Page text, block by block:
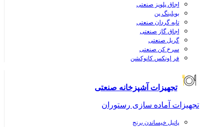
اجاق پلوپز صنعتی
بویلینگ پن
تابه گردان صنعتی
اجاق گاز صنعتی
گریل صنعتی
سرخ کن صنعتی
فر اونکس کانوکشن
تجهیزات آشپزخانه صنعتی
تجهیزات آماده سازی رستوران
پاتیل خیساندن برنج